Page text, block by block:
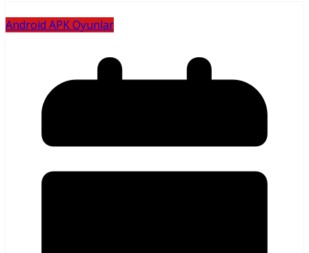
Android APK Oyunlar